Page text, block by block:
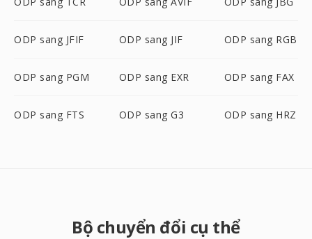
ODP sang JFIF ODP sang JIF ODP sang RGB
ODP sang PGM ODP sang EXR ODP sang FAX
ODP sang FTS ODP sang G3 ODP sang HRZ
Bộ chuyển đổi cụ thể